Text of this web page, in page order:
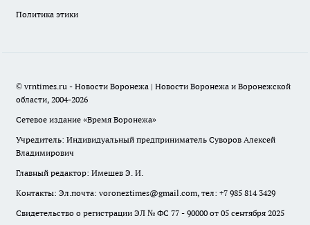
Политика этики
© vrntimes.ru - Новости Воронежа | Новости Воронежа и Воронежской
области, 2004-2026
Сетевое издание «Время Воронежа»
Учредитель: Индивидуальный предприниматель Суворов Алексей
Владимирович
Главный редактор: Имешев Э. И.
Контакты: Эл.почта: voroneztimes@gmail.com, тел: +7 985 814 3429
Свидетельство о регистрации ЭЛ № ФС 77 - 90000 от 05 сентября 2025